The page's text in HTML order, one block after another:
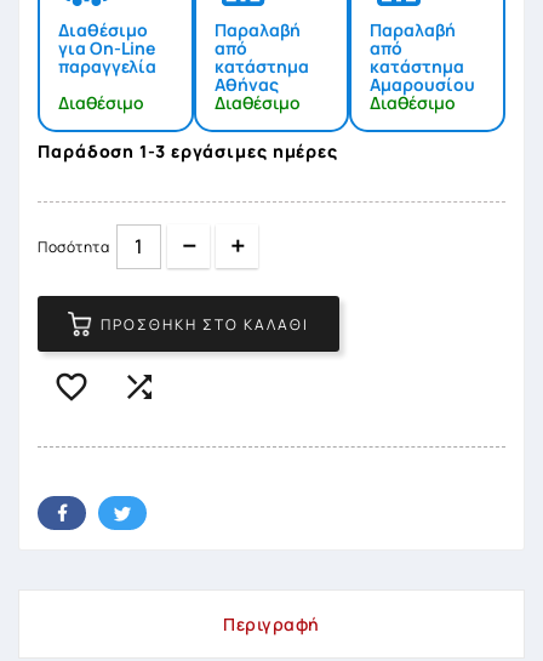
Διαθέσιμο
για On-Line
παραγγελία
Διαθέσιμο
Παραλαβή
από
κατάστημα
Αθήνας
Διαθέσιμο
Παραλαβή
από
κατάστημα
Αμαρουσίου
Διαθέσιμο
Παράδοση 1-3 εργάσιμες ημέρες
Ποσότητα Quantity
ΠΡΟΣΘΉΚΗ ΣΤΟ ΚΑΛΆΘΙ
 
Περιγραφή